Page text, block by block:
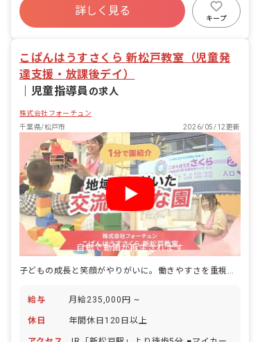
できるようにサポートしてください。 ※
ピアノスキル不要。ピアノではなくわら
べ歌を活用しているため、ピアノのスキ
す。
正社員登用
詳しく見る
キープ
こぱんはうすさくら 新松戸教室（児童発
達支援・放課後デイ）
児童指導員 の求人
株式会社フォーチュン
千葉県/松戸市
2026/05/12更新
自動で動画が再生されます
子どもの成長と笑顔がやりがいに。働きやすさを重視する職場です
給与 月給235,000円 ~
休日 年間休日120日以上